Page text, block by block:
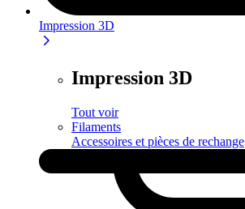
Impression 3D
Impression 3D
Tout voir
Filaments
Accessoires et pièces de rechange